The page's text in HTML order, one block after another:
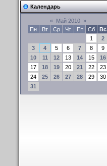
Календарь
« Май 2010 »
Пн
Вт Ср Чт Пт Сб
Вс
1
2
3
4 5 6 7 8
9
10
11 12 13 14 15
16
17
18 19 20 21 22
23
24
25 26 27 28 29
30
31